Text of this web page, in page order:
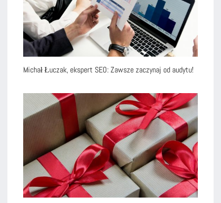
Michał Łuczak, ekspert SEO: Zawsze zaczynaj od audytu!